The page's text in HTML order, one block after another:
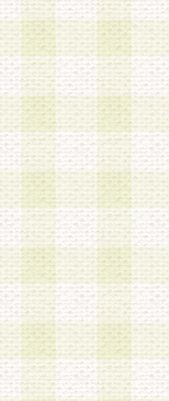
を付与しま
3.会員は、
いかなる
4.会員は、
いものとし
第4条 ログ
1.会員は、
加する際
スワード
2.登録の際
の使用に